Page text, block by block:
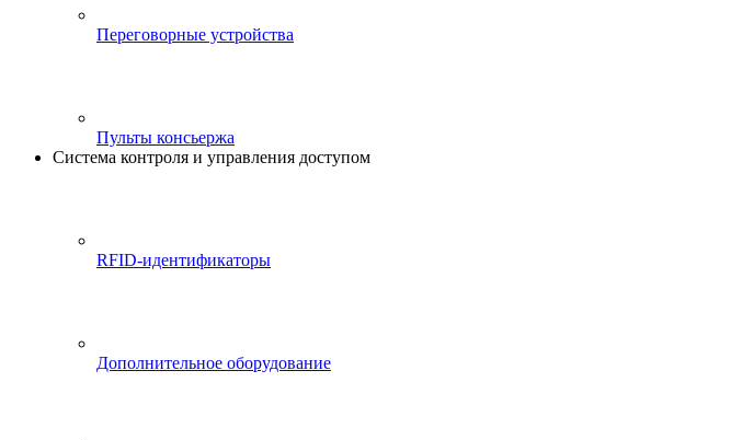
Переговорные устройства
Пульты консьержа
Система контроля и управления доступом
RFID-идентификаторы
Дополнительное оборудование